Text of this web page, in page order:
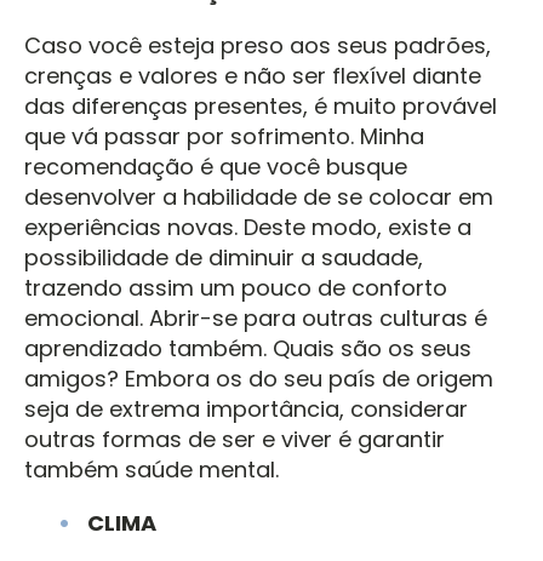
Caso você esteja preso aos seus padrões,
crenças e valores e não ser flexível diante
das diferenças presentes, é muito provável
que vá passar por sofrimento. Minha
recomendação é que você busque
desenvolver a habilidade de se colocar em
experiências novas. Deste modo, existe a
possibilidade de diminuir a saudade,
trazendo assim um pouco de conforto
emocional. Abrir-se para outras culturas é
aprendizado também. Quais são os seus
amigos? Embora os do seu país de origem
seja de extrema importância, considerar
outras formas de ser e viver é garantir
também saúde mental.
CLIMA